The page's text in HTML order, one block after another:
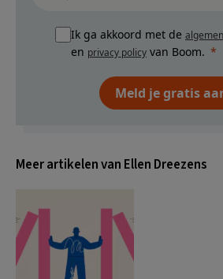
Ik ga akkoord met de
en privacy policy van Boom.
Meld je gratis
Meer artikelen van Ellen Dreezens